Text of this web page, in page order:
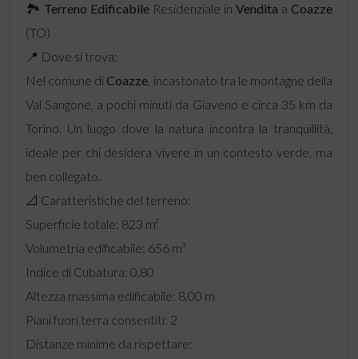
🏞️ Terreno Edificabile Residenziale in Vendita a Coazze
(TO)
📍 Dove si trova:
Nel comune di Coazze , incastonato tra le montagne della
Val Sangone, a pochi minuti da Giaveno e circa 35 km da
Torino. Un luogo dove la natura incontra la tranquillità,
ideale per chi desidera vivere in un contesto verde, ma
ben collegato.
📐 Caratteristiche del terreno:
Superficie totale: 823 m²
Volumetria edificabile: 656 m³
Indice di Cubatura: 0,80
Altezza massima edificabile: 8,00 m
Piani fuori terra consentiti: 2
Distanze minime da rispettare: